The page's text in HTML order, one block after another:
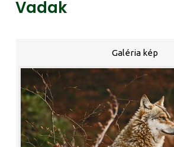
Vadak
Galéria kép